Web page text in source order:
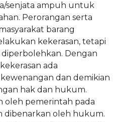
senjata ampuh untuk
Perorangan serta
barang
kekerasan, tetapi
Dengan
ada
dan demikian
hak dan hukum.
oleh pemerintah pada
dibenarkan oleh hukum.